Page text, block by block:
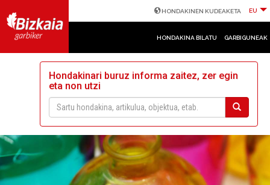
HONDAKINEN KUDEAKETA EU
HONDAKINA BILATU GARBIGUNEAK
Hondakinari buruz informa zaitez, zer egin
eta non utzi